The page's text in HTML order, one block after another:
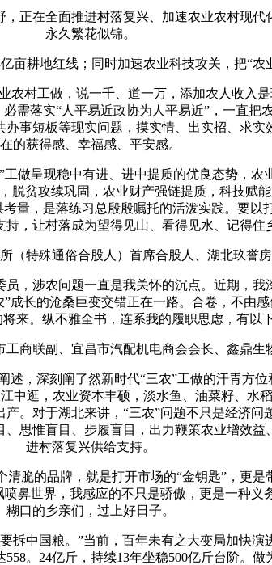
在全面推进村落复兴、加速农业农村现代
永久繁花似锦。
耕地红线；同时加速农业科技攻关，把“农
村工做，说一千、道一万，添加农人收入是
需落实“人平易近政协为人平易近”，一直把
事短板等现实问题，摸实情、出实招、求
在的获得感、幸福感、平安感。
呈现稳中有进、进中提质的优良态势，农
脱贫攻续巩固，农业财产强链提质，科技赋
量，是落练习总殷殷嘱托的活泼实践。要
，让村落成为望得见山、看得见水、记得住
特殊通俗合股人）首席合股人、湖北玖誉房
涉农问题一直是我关怀的沉点。近期，我
长的沧桑巨变交错正在一路。合卷，不由
来。纵不雅全书，连系我的履职思虑，有以
联副、宜昌市汽配机电商会会长、鑫鼎生
深刻阐了然新时代“三农”工做的汗青方
中逛，农业资本丰硕，淡水鱼、油菜籽、
。对于湖北来讲，“三农”问题不只是经济
思惟盲目、步履盲目，出力鞭策农业增效
进村落复兴供给支持。
的品牌，就是打开市场的“金钥匙”，更是
喷鼻世界，我感应的不只是骄傲，更是一种
糊口的乡亲们，过上好日子。
中国粮。”当前，百年未有之大变局加快演
。24亿斤，持续13年坐稳500亿斤台阶。